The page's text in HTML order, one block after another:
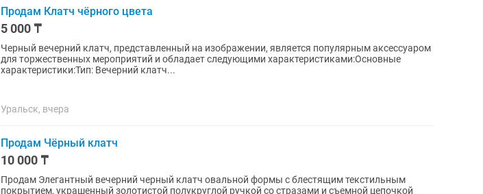
Продам Клатч чёрного цвета
5 000 ₸
Черный вечерний клатч, представленный на изображении, является популярным аксессуаром
для торжественных мероприятий и обладает следующими характеристиками:Основные
характеристики:Тип: Вечерний клатч...
Уральск, вчера
Продам Чёрный клатч
10 000 ₸
Продам Элегантный вечерний черный клатч овальной формы с блестящим текстильным
покрытием, украшенный золотистой полукруглой ручкой со стразами и съемной цепочкой